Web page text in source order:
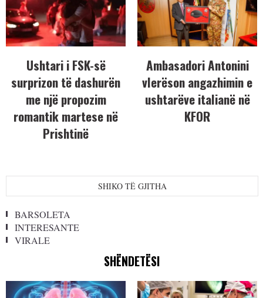
Ushtari i FSK-së
surprizon të dashurën
me një propozim
romantik martese në
Prishtinë
Ambasadori Antonini
vlerëson angazhimin e
ushtarëve italianë në
KFOR
SHIKO TË GJITHA
BARSOLETA
INTERESANTE
VIRALE
SHËNDETËSI